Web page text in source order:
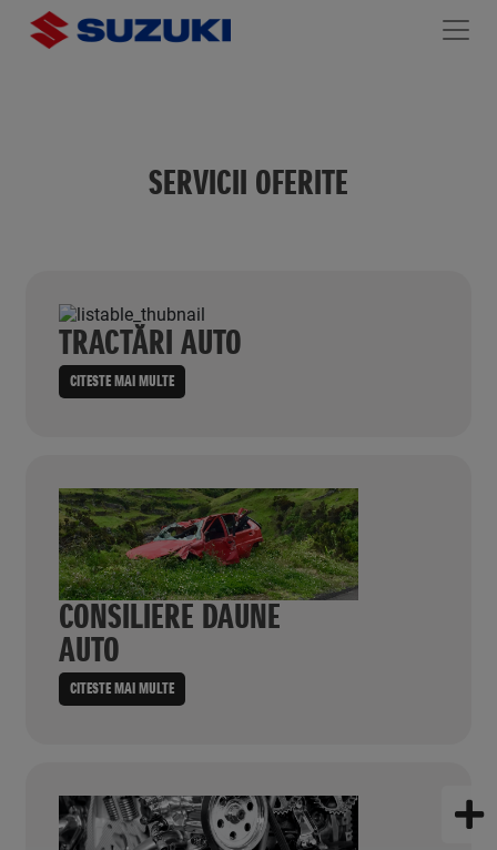
SERVICII OFERITE
TRACTĂRI AUTO
CITESTE MAI MULTE
CONSILIERE DAUNE
AUTO
CITESTE MAI MULTE